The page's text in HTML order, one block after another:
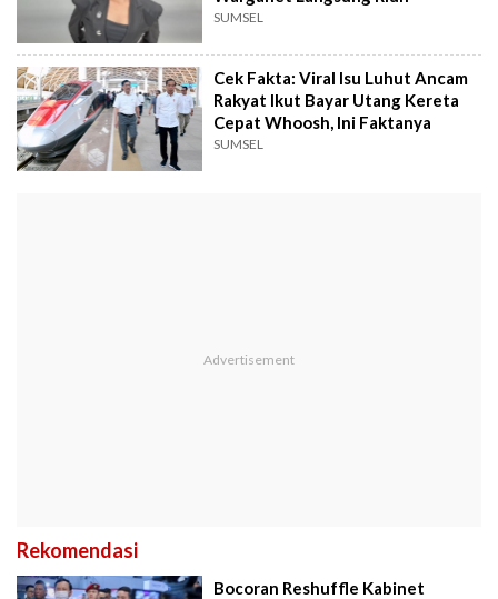
SUMSEL
Cek Fakta: Viral Isu Luhut Ancam
Rakyat Ikut Bayar Utang Kereta
Cepat Whoosh, Ini Faktanya
SUMSEL
Rekomendasi
Bocoran Reshuffle Kabinet